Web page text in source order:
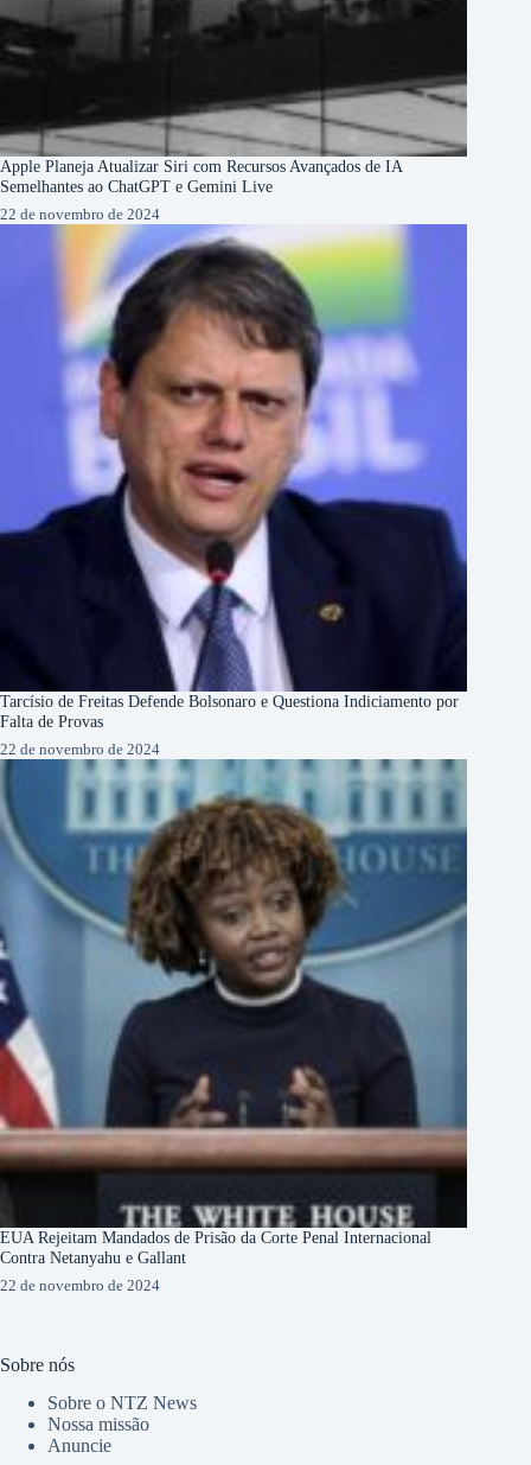
Apple Planeja Atualizar Siri com Recursos Avançados de IA
Semelhantes ao ChatGPT e Gemini Live
22 de novembro de 2024
Tarcísio de Freitas Defende Bolsonaro e Questiona Indiciamento por
Falta de Provas
22 de novembro de 2024
EUA Rejeitam Mandados de Prisão da Corte Penal Internacional
Contra Netanyahu e Gallant
22 de novembro de 2024
Sobre nós
Sobre o NTZ News
Nossa missão
Anuncie